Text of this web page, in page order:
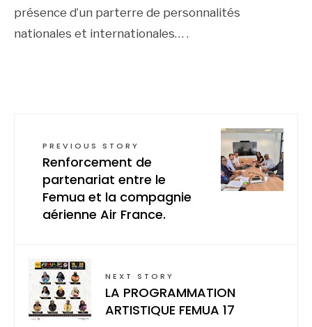
présence d’un parterre de personnalités
nationales et internationales… .
PREVIOUS STORY
Renforcement de
partenariat entre le
Femua et la compagnie
aérienne Air France.
NEXT STORY
LA PROGRAMMATION
ARTISTIQUE FEMUA 17